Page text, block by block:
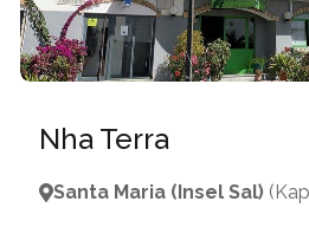
Nha Terra
Santa Maria (Insel Sal)